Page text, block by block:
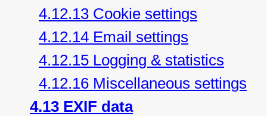
4.12.13 Cookie settings
4.12.14 Email settings
4.12.15 Logging & statistics
4.12.16 Miscellaneous settings
4.13 EXIF data